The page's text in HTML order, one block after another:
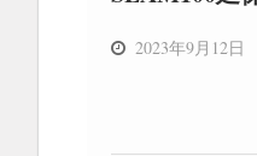
2023年9月12日